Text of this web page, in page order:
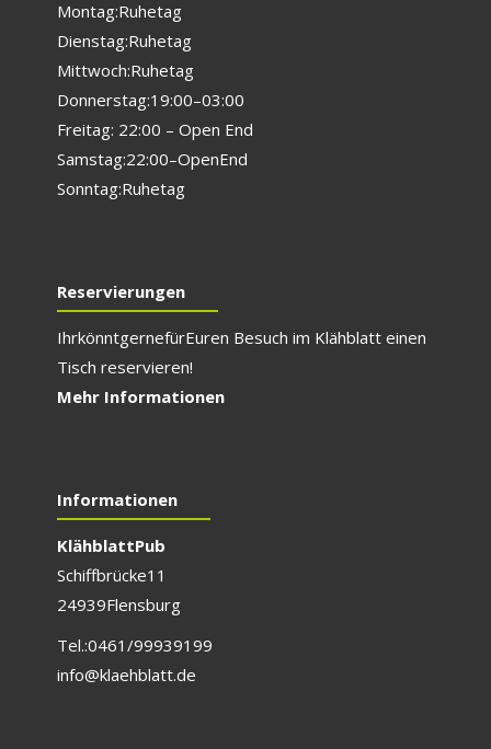
Montag: Ruhetag
Dienstag: Ruhetag
Mittwoch: Ruhetag
Donnerstag: 19:00 – 03:00
Freitag: 22:00 – Open End
Samstag: 22:00 – Open End
Sonntag: Ruhetag
Reservierungen
Ihr könnt gerne für Euren Besuch im Klähblatt einen
Tisch reservieren!
Mehr Informationen
Informationen
Klähblatt Pub
Schiffbrücke 11
24939 Flensburg
Tel.: 0461/999 391 99
info@klaehblatt.de